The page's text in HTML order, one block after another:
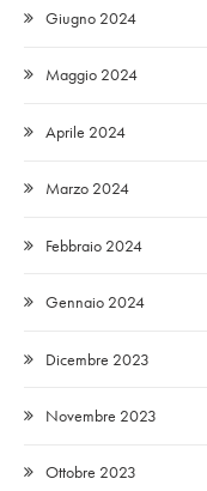
Giugno 2024
Maggio 2024
Aprile 2024
Marzo 2024
Febbraio 2024
Gennaio 2024
Dicembre 2023
Novembre 2023
Ottobre 2023